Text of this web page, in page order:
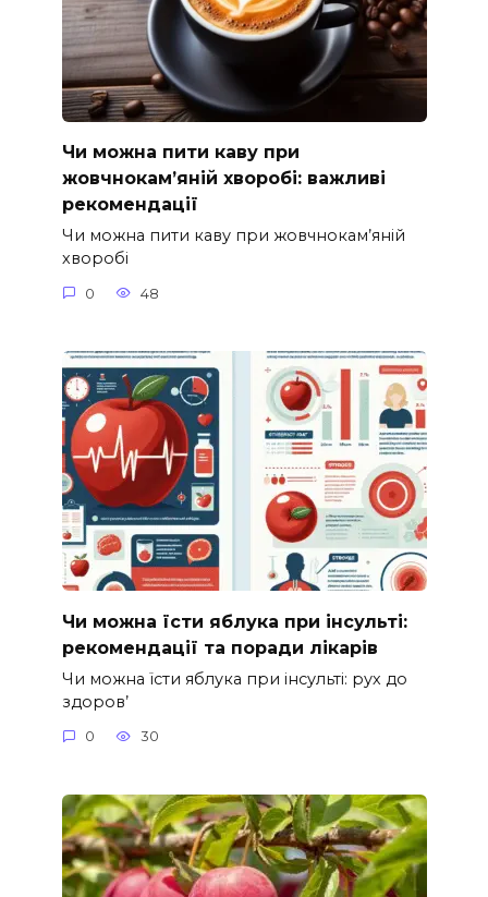
Чи можна пити каву при
жовчнокам’яній хворобі: важливі
рекомендації
Чи можна пити каву при жовчнокам’яній
хворобі
0 48
Чи можна їсти яблука при інсульті:
рекомендації та поради лікарів
Чи можна їсти яблука при інсульті: рух до
здоров’
0 30